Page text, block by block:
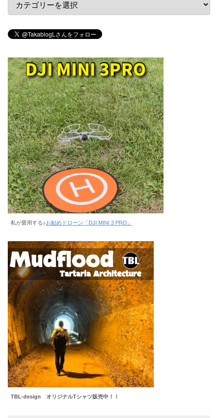
私が愛用する♪お勧めドローン「DJI MINI 3 PRO」
TBL-design オリジナルTシャツ販売中！！